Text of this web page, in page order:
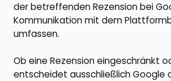
der betreffenden Rezension bei
Kommunikation mit dem
umfassen.
Ob eine Rezension eingeschränkt
entscheidet ausschließlich Google